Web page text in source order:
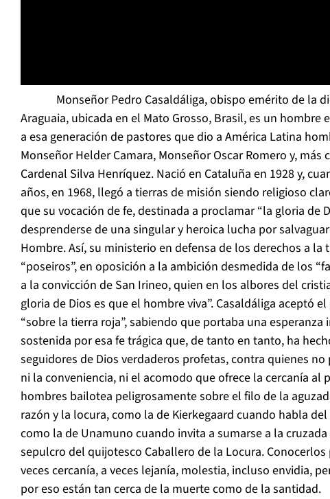
Monseñor Pedro Casaldáliga, obispo emérito de la
Araguaia, ubicada en el Mato Grosso, Brasil, es un hombre
a esa generación de pastores que dio a América Latina
Monseñor Helder Camara, Monseñor Oscar Romero y, más
Cardenal Silva Henríquez. Nació en Cataluña en 1928 y,
años, en 1968, llegó a tierras de misión siendo religioso
que su vocación de fe, destinada a proclamar “la gloria de
desprenderse de una singular y heroica lucha por
Hombre. Así, su ministerio en defensa de los derechos a la
“poseiros”, en oposición a la ambición desmedida de los
a la convicción de San Irineo, quien en los albores del
gloria de Dios es que el hombre viva”. Casaldáliga aceptó
“sobre la tierra roja”, sabiendo que portaba una esperanza
sostenida por esa fe trágica que, de tanto en tanto, ha
seguidores de Dios verdaderos profetas, contra quienes
ni la conveniencia, ni el acomodo que ofrece la cercanía al
hombres bailotea peligrosamente sobre el filo de la
razón y la locura, como la de Kierkegaard cuando habla
como la de Unamuno cuando invita a sumarse a la
sepulcro del quijotesco Caballero de la Locura.
veces cercanía, a veces lejanía, molestia, incluso envidia,
por eso están tan cerca de la muerte como de la santidad.